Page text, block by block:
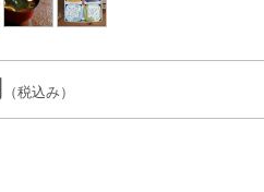
（税込み）